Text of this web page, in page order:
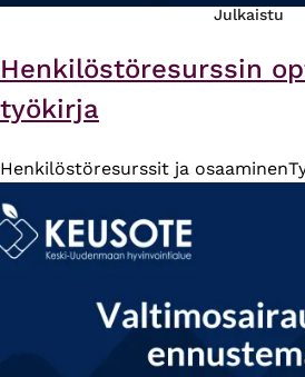
Julkaistu
Henkilöstöresurssin
työkirja
Henkilöstöresurssit ja osaaminen